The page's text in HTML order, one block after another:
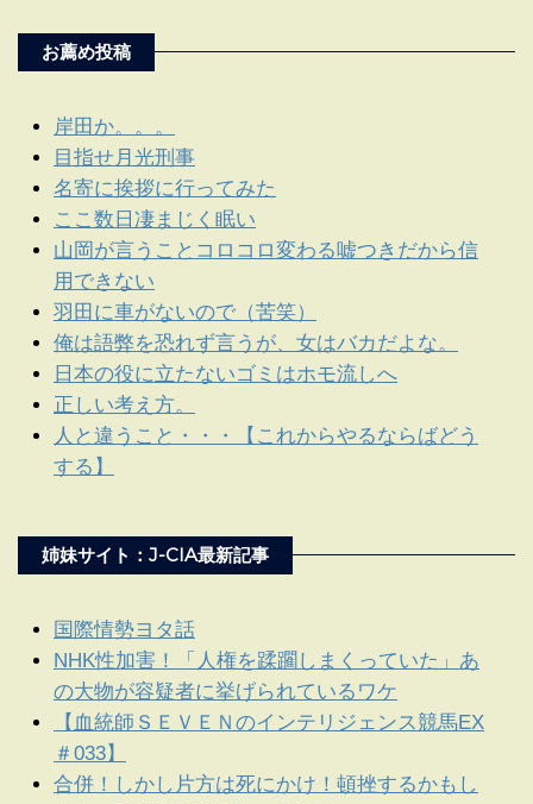
お薦め投稿
岸田か。。。
目指せ月光刑事
名寄に挨拶に行ってみた
ここ数日凄まじく眠い
山岡が言うことコロコロ変わる嘘つきだから信
用できない
羽田に車がないので（苦笑）
俺は語弊を恐れず言うが、女はバカだよな。
日本の役に立たないゴミはホモ流しへ
正しい考え方。
人と違うこと・・・【これからやるならばどう
する】
姉妹サイト：J-CIA最新記事
国際情勢ヨタ話
NHK性加害！「人権を蹂躙しまくっていた」あ
の大物が容疑者に挙げられているワケ
【血統師ＳＥＶＥＮのインテリジェンス競馬EX
＃033】
合併！しかし片方は死にかけ！頓挫するかもし